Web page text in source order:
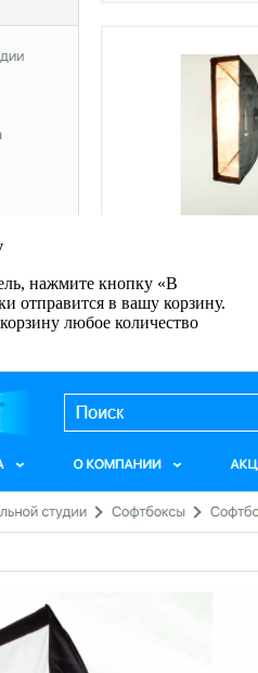
нажмите кнопку «В
отправится в вашу корзину.
любое количество